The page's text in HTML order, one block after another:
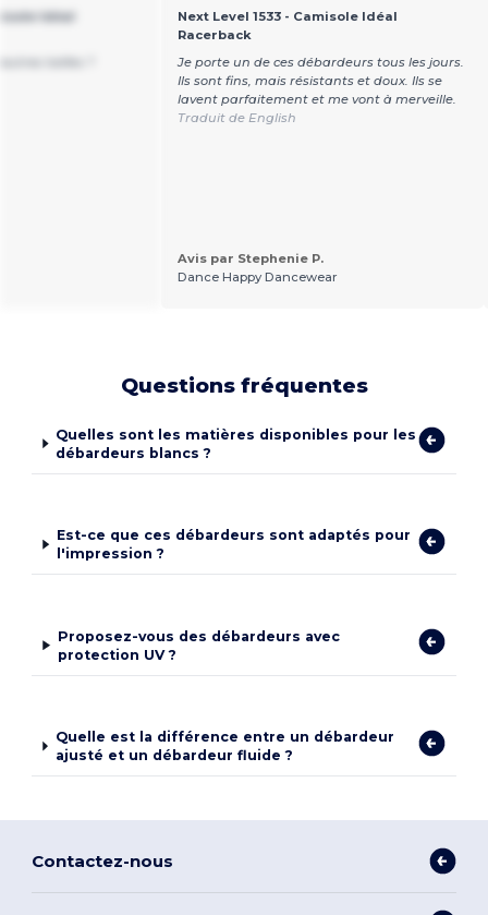
Idéal
Next Level 1533 - Camisole Idéal
Racerback
Je porte un de ces débardeurs tous les jours.
Ils sont fins, mais résistants et doux. Ils se
lavent parfaitement et me vont à merveille.
Traduit de English
Avis par Stephenie P.
Dance Happy Dancewear
Questions fréquentes
Quelles sont les matières disponibles pour les
débardeurs blancs ?
Est-ce que ces débardeurs sont adaptés pour
l'impression ?
Proposez-vous des débardeurs avec
protection UV ?
Quelle est la différence entre un débardeur
ajusté et un débardeur fluide ?
Contactez-nous